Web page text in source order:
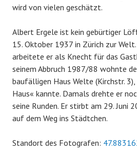
wird von vielen geschätzt.
Albert Ergele ist kein gebürtiger
15. Oktober 1937 in Zürich zur
arbeitete er als Knecht für das
seinem Abbruch 1987/88 wohnte
baufälligen Haus Welte (Kirchstr.
Haus« kannte. Damals drehte er
seine Runden. Er stirbt am 29. Juni
auf dem Weg ins Städtchen.
Standort des Fotografen: